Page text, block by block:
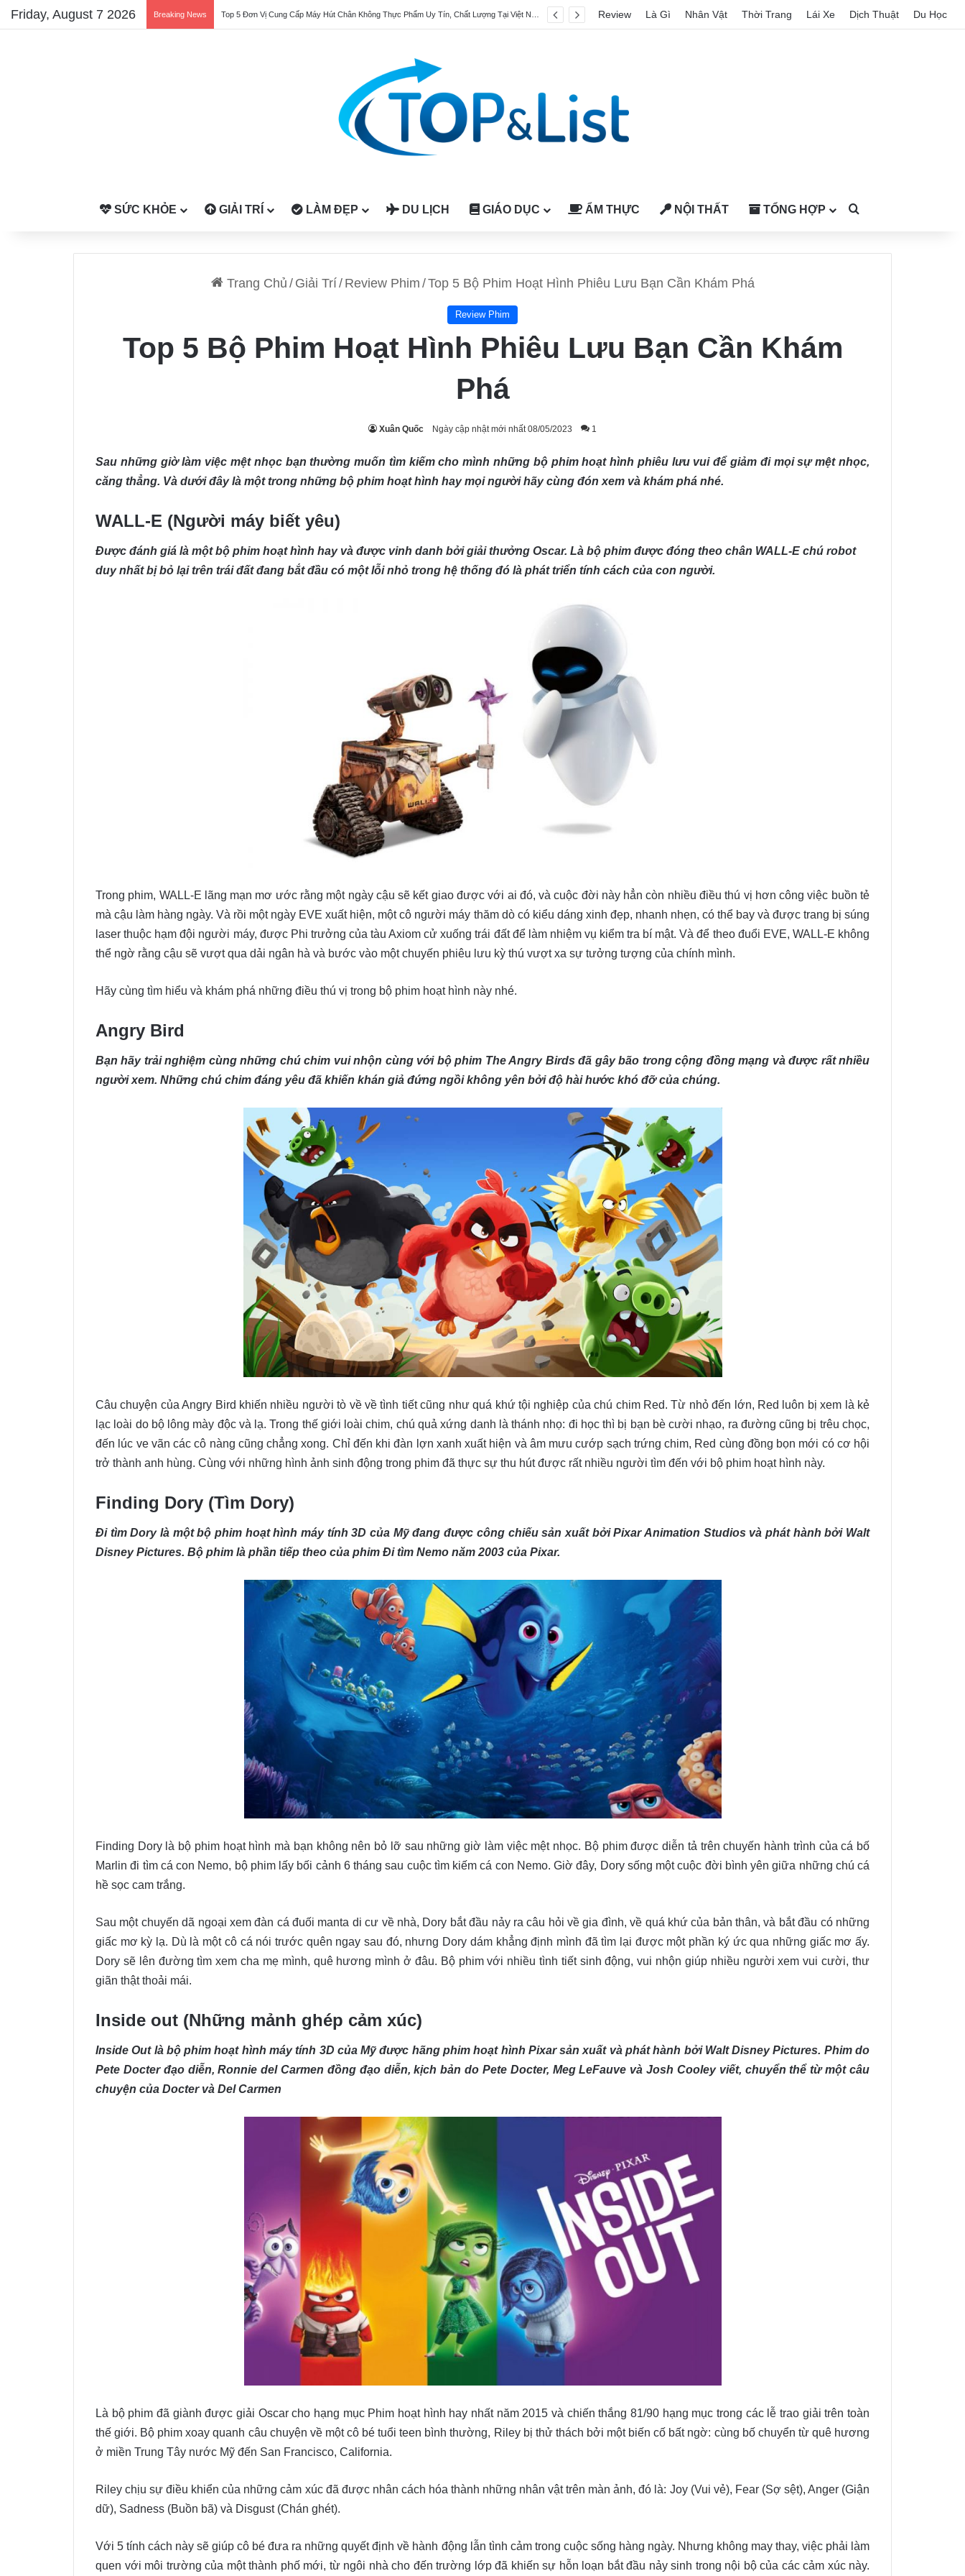
Friday, August 7 2026 Breaking News 4 Cơ sở châm cứu bấm huyệt điều trị liệt mặt quận 7 uy tín Review Là Gì Nhân Vật Thời Trang Lái Xe Dịch Thuật Du Học
SỨC KHỎE GIẢI TRÍ LÀM ĐẸP DU LỊCH GIÁO DỤC ẨM THỰC NỘI THẤT TỔNG HỢP
Trang Chủ / Giải Trí/ Review Phim /Top 5 Bộ Phim Hoạt Hình Phiêu Lưu Bạn Cần Khám Phá
Review Phim
Top 5 Bộ Phim Hoạt Hình Phiêu Lưu Bạn Cần Khám
Phá
Xuân Quốc Ngày cập nhật mới nhất 08/05/2023 1
Sau những giờ làm việc mệt nhọc bạn thường muốn tìm kiếm cho mình những bộ phim hoạt hình phiêu lưu vui để giảm đi mọi sự mệt nhọc,
căng thẳng. Và dưới đây là một trong những bộ phim hoạt hình hay mọi người hãy cùng đón xem và khám phá nhé.
WALL-E (Người máy biết yêu)
Được đánh giá là một bộ phim hoạt hình hay và được vinh danh bởi giải thưởng Oscar. Là bộ phim được đóng theo chân WALL-E chú robot
duy nhất bị bỏ lại trên trái đất đang bắt đầu có một lỗi nhỏ trong hệ thống đó là phát triển tính cách của con người.
Trong phim, WALL-E lãng mạn mơ ước rằng một ngày cậu sẽ kết giao được với ai đó, và cuộc đời này hẳn còn nhiều điều thú vị hơn công việc buồn tẻ
mà cậu làm hàng ngày. Và rồi một ngày EVE xuất hiện, một cô người máy thăm dò có kiểu dáng xinh đẹp, nhanh nhẹn, có thể bay và được trang bị súng
laser thuộc hạm đội người máy, được Phi trưởng của tàu Axiom cử xuống trái đất để làm nhiệm vụ kiểm tra bí mật. Và để theo đuổi EVE, WALL-E không
thể ngờ rằng cậu sẽ vượt qua dải ngân hà và bước vào một chuyến phiêu lưu kỳ thú vượt xa sự tưởng tượng của chính mình.
Hãy cùng tìm hiểu và khám phá những điều thú vị trong bộ phim hoạt hình này nhé.
Angry Bird
Bạn hãy trải nghiệm cùng những chú chim vui nhộn cùng với bộ phim The Angry Birds đã gây bão trong cộng đồng mạng và được rất nhiều
người xem. Những chú chim đáng yêu đã khiến khán giả đứng ngồi không yên bởi độ hài hước khó đỡ của chúng.
Câu chuyện của Angry Bird khiến nhiều người tò về về tình tiết cũng như quá khứ tội nghiệp của chú chim Red. Từ nhỏ đến lớn, Red luôn bị xem là kẻ
lạc loài do bộ lông mày độc và lạ. Trong thế giới loài chim, chú quả xứng danh là thánh nhọ: đi học thì bị bạn bè cười nhạo, ra đường cũng bị trêu chọc,
đến lúc ve vãn các cô nàng cũng chẳng xong. Chỉ đến khi đàn lợn xanh xuất hiện và âm mưu cướp sạch trứng chim, Red cùng đồng bọn mới có cơ hội
trở thành anh hùng. Cùng với những hình ảnh sinh động trong phim đã thực sự thu hút được rất nhiều người tìm đến với bộ phim hoạt hình này.
Finding Dory (Tìm Dory)
Đi tìm Dory là một bộ phim hoạt hình máy tính 3D của Mỹ đang được công chiếu sản xuất bởi Pixar Animation Studios và phát hành bởi Walt
Disney Pictures. Bộ phim là phần tiếp theo của phim Đi tìm Nemo năm 2003 của Pixar.
Finding Dory là bộ phim hoạt hình mà bạn không nên bỏ lỡ sau những giờ làm việc mệt nhọc. Bộ phim được diễn tả trên chuyến hành trình của cá bố
Marlin đi tìm cá con Nemo, bộ phim lấy bối cảnh 6 tháng sau cuộc tìm kiếm cá con Nemo. Giờ đây, Dory sống một cuộc đời bình yên giữa những chú cá
hề sọc cam trắng.
Sau một chuyến dã ngoại xem đàn cá đuối manta di cư về nhà, Dory bắt đầu nảy ra câu hỏi về gia đình, về quá khứ của bản thân, và bắt đầu có những
giấc mơ kỳ lạ. Dù là một cô cá nói trước quên ngay sau đó, nhưng Dory dám khẳng định mình đã tìm lại được một phần ký ức qua những giấc mơ ấy.
Dory sẽ lên đường tìm xem cha mẹ mình, quê hương mình ở đâu. Bộ phim với nhiều tình tiết sinh động, vui nhộn giúp nhiều người xem vui cười, thư
giãn thật thoải mái.
Inside out (Những mảnh ghép cảm xúc)
Inside Out là bộ phim hoạt hình máy tính 3D của Mỹ được hãng phim hoạt hình Pixar sản xuất và phát hành bởi Walt Disney Pictures. Phim do
Pete Docter đạo diễn, Ronnie del Carmen đồng đạo diễn, kịch bản do Pete Docter, Meg LeFauve và Josh Cooley viết, chuyển thể từ một câu
chuyện của Docter và Del Carmen
Là bộ phim đã giành được giải Oscar cho hạng mục Phim hoạt hình hay nhất năm 2015 và chiến thắng 81/90 hạng mục trong các lễ trao giải trên toàn
thế giới. Bộ phim xoay quanh câu chuyện về một cô bé tuổi teen bình thường, Riley bị thử thách bởi một biến cố bất ngờ: cùng bố chuyển từ quê hương
ở miền Trung Tây nước Mỹ đến San Francisco, California.
Riley chịu sự điều khiển của những cảm xúc đã được nhân cách hóa thành những nhân vật trên màn ảnh, đó là: Joy (Vui vẻ), Fear (Sợ sệt), Anger (Giận
dữ), Sadness (Buồn bã) và Disgust (Chán ghét).
Với 5 tính cách này sẽ giúp cô bé đưa ra những quyết định về hành động lẫn tình cảm trong cuộc sống hàng ngày. Nhưng không may thay, việc phải làm
quen với môi trường của một thành phố mới, từ ngôi nhà cho đến trường lớp đã khiến sự hỗn loạn bắt đầu nảy sinh trong nội bộ của các cảm xúc này.